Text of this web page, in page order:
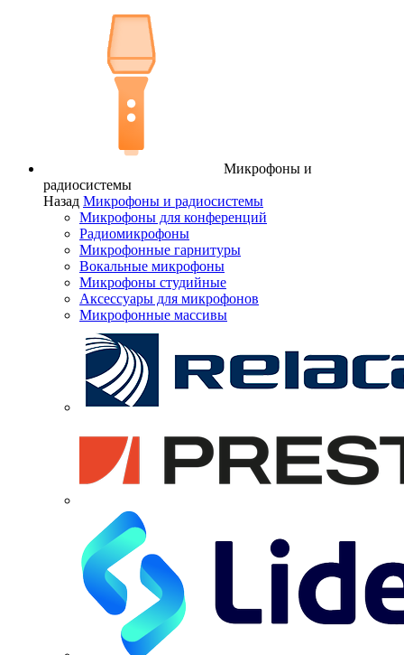
Микрофоны и
радиосистемы
Назад Микрофоны и радиосистемы
Микрофоны для конференций
Радиомикрофоны
Микрофонные гарнитуры
Вокальные микрофоны
Микрофоны студийные
Аксессуары для микрофонов
Микрофонные массивы